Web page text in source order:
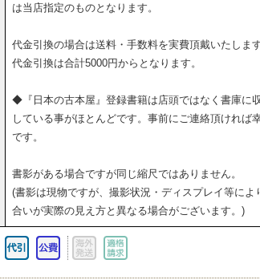
は当店指定のものとなります。
代金引換の場合は送料・手数料を実費頂戴いたしま
代金引換は合計5000円からとなります。
◆『日本の古本屋』登録書籍は店頭ではなく書庫に
している事がほとんどです。事前にご連絡頂ければ
です。
書影がある場合ですが同じ縮尺ではありません。
(書影は現物ですが、撮影状況・ディスプレイ等によ
合いが実際の見え方と異なる場合がございます。)